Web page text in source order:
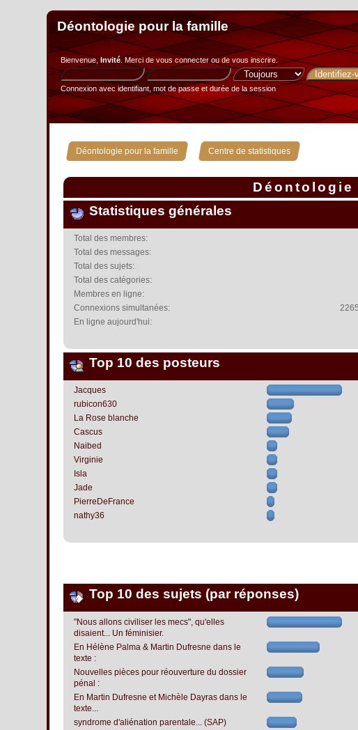
Déontologie pour la famille
Bienvenue,Invité. Merci devous connecterou devous inscrire.
Connexion avec identifiant, mot de passe et durée de la session
Déontologie pour la famille » Centre de statistiques
Statistiques générales
Total des membres:
Total des messages:
Total des sujets:
Total des catégories:
Membres en ligne:
Connexions simultanées:
En ligne aujourd'hui:
Top 10 des posteurs
Jacques
rubicon630
La Rose blanche
Cascus
Naibed
Virginie
Isla
Jade
PierreDeFrance
nathy36
Top 10 des sujets (par réponses)
"Nous allons civiliser les mecs", qu'elles
disaient... Un féminisier.
En Hélène Palma & Martin Dufresne dans le
texte :
Nouvelles pièces pour réouverture du dossier
pénal :
En Martin Dufresne et Michèle Dayras dans le
texte...
syndrome d'aliénation parentale... (SAP)